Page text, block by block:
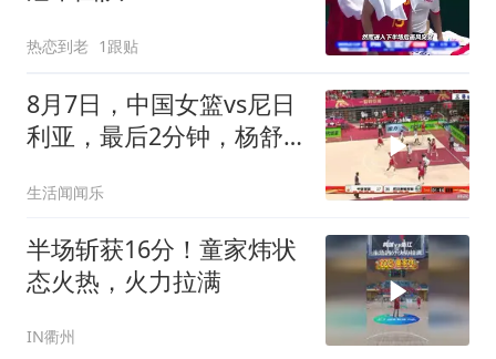
热恋到老 1跟贴
8月7日，中国女篮vs尼日
利亚，最后2分钟，杨舒
生活闻闻乐
半场斩获16分！童家炜状
态火热，火力拉满
IN衢州